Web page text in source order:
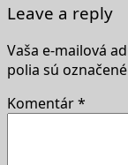
Leave a reply
Vaša e-mailová
polia sú označené
Komentár*